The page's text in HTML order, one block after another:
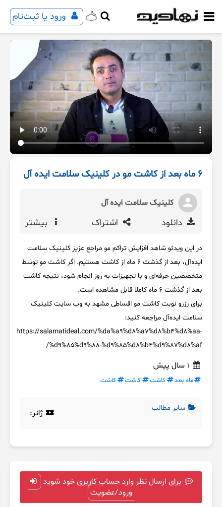
ورود یا ثبت‌نام
6 ماه بعد از کاشت مو در کلینیک سلامت ایده آل
کلینیک سلامت ایده آل
دانلود اشتراک بیشتر
در این ویدئو شاهد افزایش تراکم مو مراجع عزیز کلینیک سلامت
ایده‌آل، بعد از گذشت 6 ماه از کاشت هستیم. اگر کاشت مو توسط
متخصصین حرفه‌ای و با تجهیزات به روز انجام شود، نتیجه کاشت
بعد از گذشت 6 ماه کاملا قابل مشاهده است.
برای رزرو نوبت کاشت مو اقساطی مشهد به وب سایت کلینیک
سلامت ایده‌آل مراجعه کنید:
https://salamatideal.com/%da%a9%d8%a7%d8%b4%d8%aa-
%d9%85%d9%88-%d9%85%d8%b4%d9%87%d8%af/
ماه بعد کاشت کاشت کاشت
سایر مطالب ژانر:
برای ارسال نظر وارد حساب کاربری خود شوید
ورود/عضویت